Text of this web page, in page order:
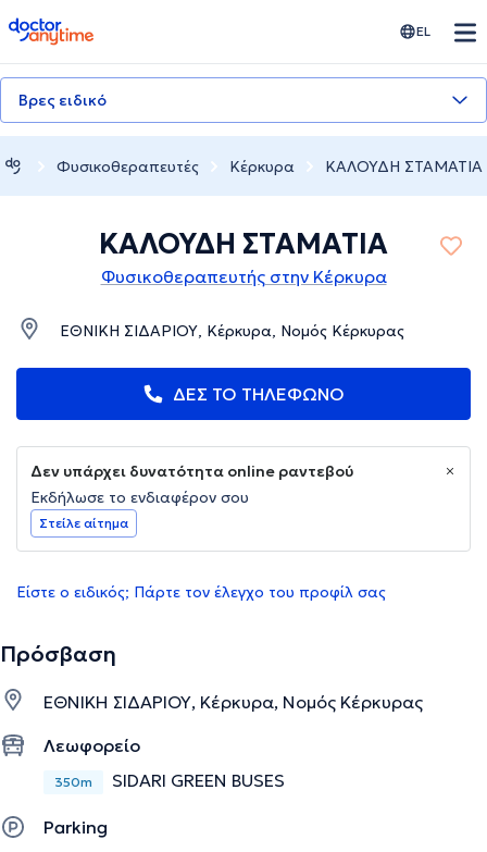
doctoranytime EL
Βρες ειδικό
Φυσικοθεραπευτές Κέρκυρα ΚΑΛΟΥΔΗ ΣΤΑΜΑΤΙΑ
ΚΑΛΟΥΔΗ ΣΤΑΜΑΤΙΑ
Φυσικοθεραπευτής στην Κέρκυρα
ΕΘΝΙΚΗ ΣΙΔΑΡΙΟΥ, Κέρκυρα, Νομός Κέρκυρας
ΔΕΣ ΤΟ ΤΗΛΕΦΩΝΟ
Δεν υπάρχει δυνατότητα online ραντεβού
Εκδήλωσε το ενδιαφέρον σου
Στείλε αίτημα
Είστε ο ειδικός; Πάρτε τον έλεγχο του προφίλ σας
Πρόσβαση
ΕΘΝΙΚΗ ΣΙΔΑΡΙΟΥ, Κέρκυρα, Νομός Κέρκυρας
Λεωφορείο
350m SIDARI GREEN BUSES
Parking